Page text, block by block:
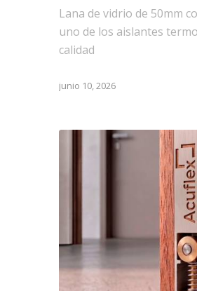
Lana de vidrio de 50mm
uno de los aislantes
calidad
junio 10, 2026